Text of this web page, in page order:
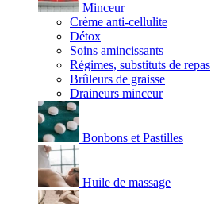
Minceur
Crème anti-cellulite
Détox
Soins amincissants
Régimes, substituts de repas
Brûleurs de graisse
Draineurs minceur
Bonbons et Pastilles
Huile de massage